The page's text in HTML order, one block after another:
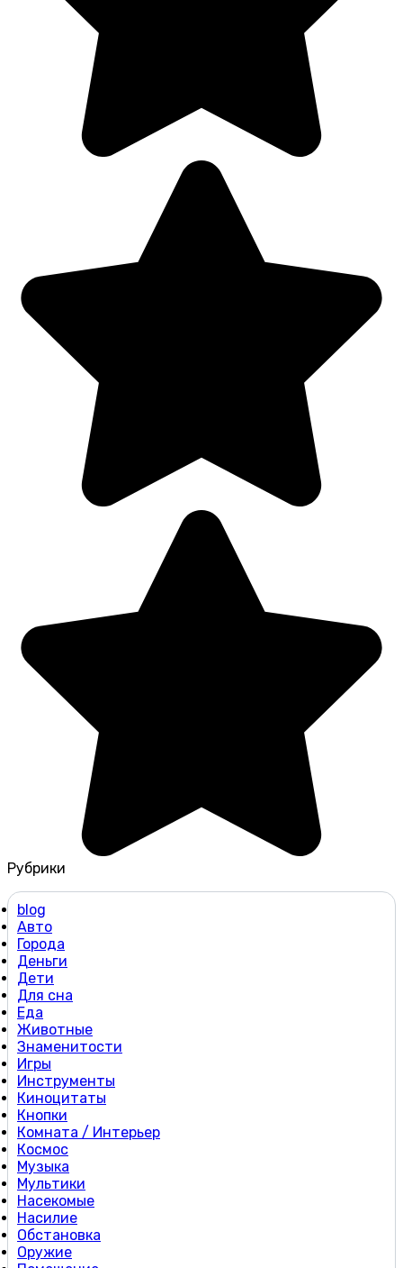
Рубрики
blog
Авто
Города
Деньги
Дети
Для сна
Еда
Животные
Знаменитости
Игры
Инструменты
Киноцитаты
Кнопки
Комната / Интерьер
Космос
Музыка
Мультики
Насекомые
Насилие
Обстановка
Оружие